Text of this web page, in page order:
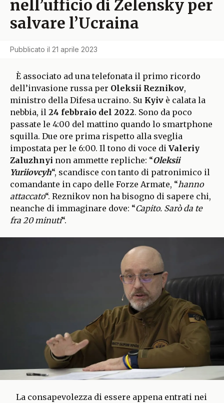
nell’ufficio di Zelensky per
salvare l’Ucraina
Pubblicato il 21 aprile 2023
È associato ad una telefonata il primo ricordo
dell’invasione russa per Oleksii Reznikov,
ministro della Difesa ucraino. Su Kyiv è calata la
nebbia, il 24 febbraio del 2022. Sono da poco
passate le 4:00 del mattino quando lo smartphone
squilla. Due ore prima rispetto alla sveglia
impostata per le 6:00. Il tono di voce di Valeriy
Zaluzhnyi non ammette repliche: “Oleksii
Yuriiovcyh“, scandisce con tanto di patronimico il
comandante in capo delle Forze Armate, “hanno
attaccato“. Reznikov non ha bisogno di sapere chi,
neanche di immaginare dove: “Capito. Sarò da te
fra 20 minuti“.
La consapevolezza di essere appena entrati nei